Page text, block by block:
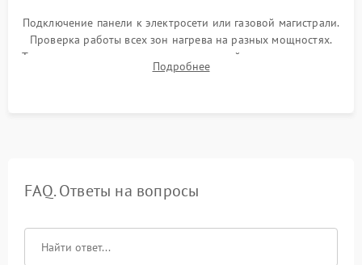
Подключение панели к электросети или газовой магистрали.
Проверка работы всех зон нагрева на разных мощностях.
Тестирование сенсорного управления, таймера, индикаторов
остаточного тепла и систем защиты от перегрева.
Подробнее
FAQ. Ответы на вопросы